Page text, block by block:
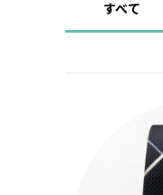
すべて